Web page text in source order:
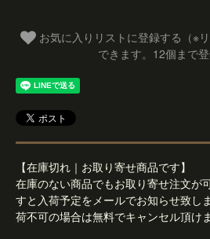
できます。12個まで登
【在庫切れ｜お取り寄せ商品です】
在庫のない商品でもお取り寄せ注文が
すと入荷予定をメールでお知らせ致し
荷不可の場合は無料でキャンセル頂け